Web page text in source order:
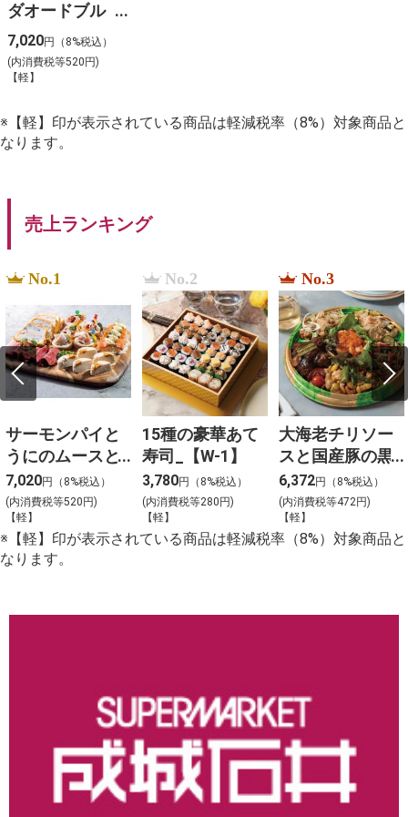
ダオードブル
_【Y-17】
7,020円（8%税込）
(内消費税等520円)
【軽】
※【軽】印が表示されている商品は軽減税率（8%）対象商品と
なります。
売上ランキング
No.1
サーモンパイと
うにのムースと3
種冷菜のアソー
ト_【Y-4】
7,020円（8%税込）
(内消費税等520円)
【軽】
No.2
15種の豪華あて
寿司_【W-1】
3,780円（8%税込）
(内消費税等280円)
【軽】
No.3
大海老チリソー
スと国産豚の黒
酢団子と４種料
理の盛合わせ
（大）_【C-2】
6,372円（8%税込）
(内消費税等472円)
【軽】
※【軽】印が表示されている商品は軽減税率（8%）対象商品と
なります。